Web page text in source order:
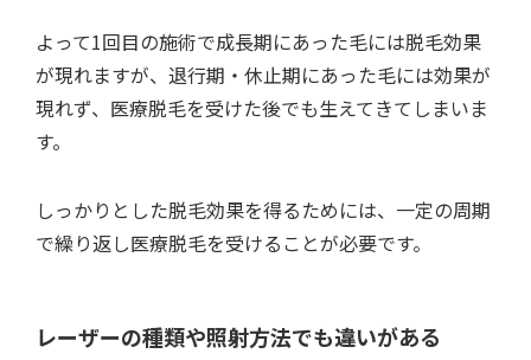
よって1回目の施術で成長期にあった毛には脱毛効果
が現れますが、退行期・休止期にあった毛には効果が
現れず、医療脱毛を受けた後でも生えてきてしまいま
す。
しっかりとした脱毛効果を得るためには、一定の周期
で繰り返し医療脱毛を受けることが必要です。
レーザーの種類や照射方法でも違いがある